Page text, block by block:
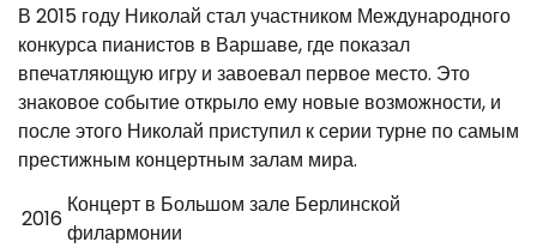
В 2015 году Николай стал участником Международного
конкурса пианистов в Варшаве, где показал
впечатляющую игру и завоевал первое место. Это
знаковое событие открыло ему новые возможности, и
после этого Николай приступил к серии турне по самым
престижным концертным залам мира.
2016
Концерт в Большом зале Берлинской
филармонии